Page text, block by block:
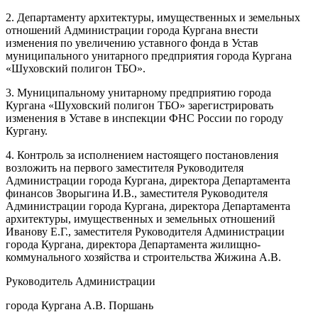
2. Департаменту архитектуры, имущественных и земельных
отношений Администрации города Кургана внести
изменения по увеличению уставного фонда в Устав
муниципального унитарного предприятия города Кургана
«Шуховский полигон ТБО».
3. Муниципальному унитарному предприятию города
Кургана «Шуховский полигон ТБО» зарегистрировать
изменения в Уставе в инспекции ФНС России по городу
Кургану.
4. Контроль за исполнением настоящего постановления
возложить на первого заместителя Руководителя
Администрации города Кургана, директора Департамента
финансов Зворыгина И.В., заместителя Руководителя
Администрации города Кургана, директора Департамента
архитектуры, имущественных и земельных отношений
Иванову Е.Г., заместителя Руководителя Администрации
города Кургана, директора Департамента жилищно-
коммунального хозяйства и строительства Жижина А.В.
Руководитель Администрации
города Кургана А.В. Поршань